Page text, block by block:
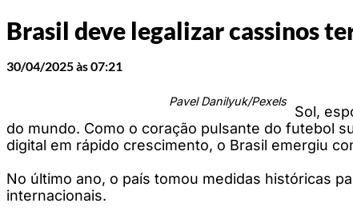
Brasil deve legalizar cassinos
30/04/2025 às 07:21
Pavel Danilyuk/Pexels
Sol,
do mundo. Como o coração pulsante do futebol
digital em rápido crescimento, o Brasil emergiu
No último ano, o país tomou medidas históricas
internacionais.